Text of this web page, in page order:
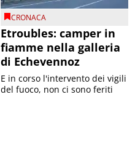
CRONACA
Etroubles: camper in
fiamme nella galleria
di Echevennoz
E in corso l'intervento dei vigili
del fuoco, non ci sono feriti